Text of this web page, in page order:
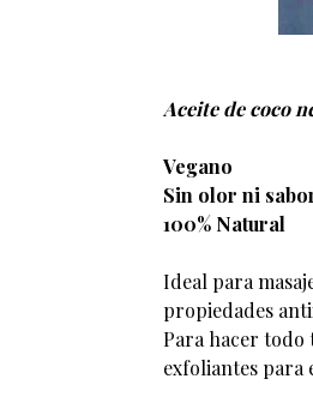
Aceite de coco
Vegano
Sin olor ni
100% Natural
Ideal para
propiedades
Para hacer todo
exfoliantes para